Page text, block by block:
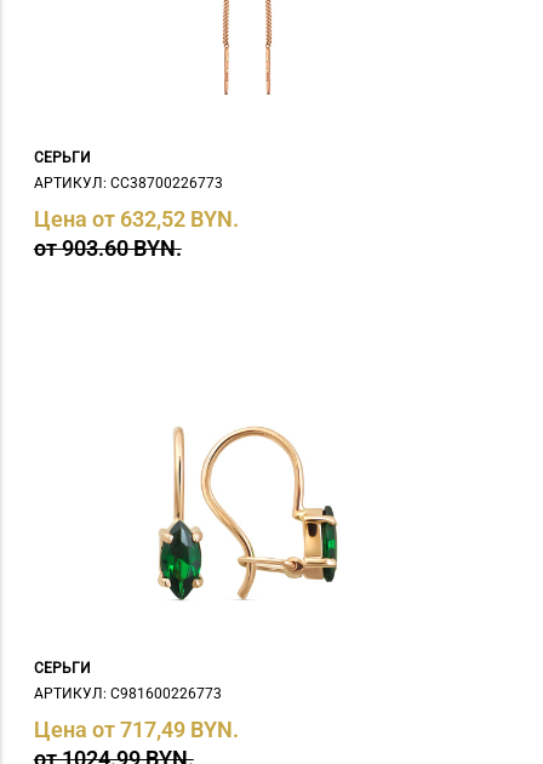
СЕРЬГИ
АРТИКУЛ: СC38700226773
Цена от 632,52 BYN.
от 903.60 BYN.
СЕРЬГИ
АРТИКУЛ: С981600226773
Цена от 717,49 BYN.
от 1024.99 BYN.